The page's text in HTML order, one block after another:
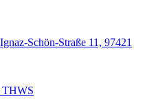
THWS